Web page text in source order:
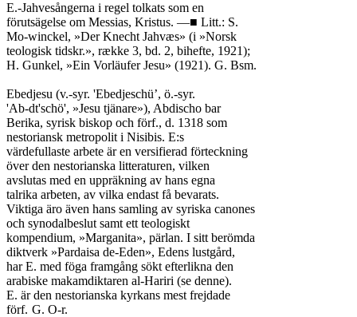
E.-Jahvesångerna i regel tolkats som en
förutsägelse om Messias, Kristus. —■ Litt.: S.
Mo-winckel, »Der Knecht Jahvæs» (i »Norsk
teologisk tidskr.», række 3, bd. 2, bihefte, 1921);
H. Gunkel, »Ein Vorläufer Jesu» (1921). G. Bsm.
Ebedjesu (v.-syr. 'Ebedjeschü’, ö.-syr.
'Ab-dt'schö', »Jesu tjänare»), Abdischo bar
Berika, syrisk biskop och förf., d. 1318 som
nestoriansk metropolit i Nisibis. E:s
värdefullaste arbete är en versifierad förteckning
över den nestorianska litteraturen, vilken
avslutas med en uppräkning av hans egna
talrika arbeten, av vilka endast få bevarats.
Viktiga äro även hans samling av syriska canones
och synodalbeslut samt ett teologiskt
kompendium, »Marganita», pärlan. I sitt berömda
diktverk »Pardaisa de-Eden», Edens lustgård,
har E. med föga framgång sökt efterlikna den
arabiske makamdiktaren al-Hariri (se denne).
E. är den nestorianska kyrkans mest frejdade
förf.	G. O-r.